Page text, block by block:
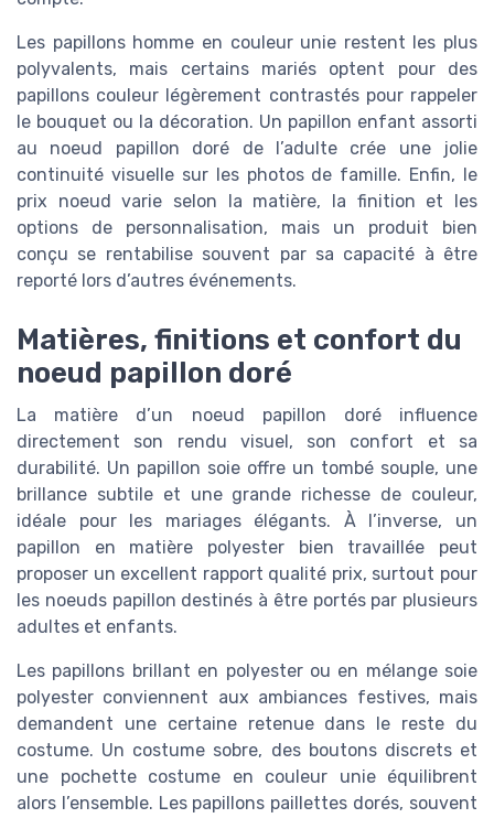
Les papillons homme en couleur unie restent les plus
polyvalents, mais certains mariés optent pour des
papillons couleur légèrement contrastés pour rappeler
le bouquet ou la décoration. Un papillon enfant assorti
au noeud papillon doré de l’adulte crée une jolie
continuité visuelle sur les photos de famille. Enfin, le
prix noeud varie selon la matière, la finition et les
options de personnalisation, mais un produit bien
conçu se rentabilise souvent par sa capacité à être
reporté lors d’autres événements.
Matières, finitions et confort du
noeud papillon doré
La matière d’un noeud papillon doré influence
directement son rendu visuel, son confort et sa
durabilité. Un papillon soie offre un tombé souple, une
brillance subtile et une grande richesse de couleur,
idéale pour les mariages élégants. À l’inverse, un
papillon en matière polyester bien travaillée peut
proposer un excellent rapport qualité prix, surtout pour
les noeuds papillon destinés à être portés par plusieurs
adultes et enfants.
Les papillons brillant en polyester ou en mélange soie
polyester conviennent aux ambiances festives, mais
demandent une certaine retenue dans le reste du
costume. Un costume sobre, des boutons discrets et
une pochette costume en couleur unie équilibrent
alors l’ensemble. Les papillons paillettes dorés, souvent